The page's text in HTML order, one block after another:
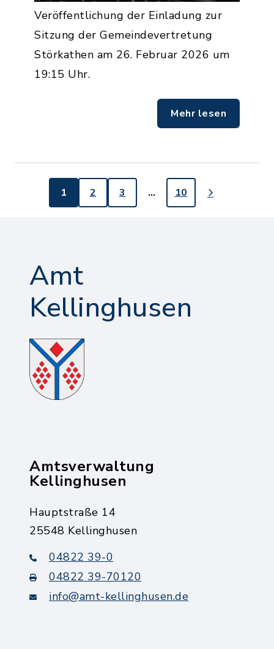
Veröffentlichung der Einladung zur
Sitzung der Gemeindevertretung
Störkathen am 26. Februar 2026 um
19:15 Uhr.
Mehr lesen
1 2 3 … 10
Amt
Kellinghusen
Amtsverwaltung
Kellinghusen
Hauptstraße 14
25548 Kellinghusen
04822 39-0
04822 39-70120
info@amt-kellinghusen.de